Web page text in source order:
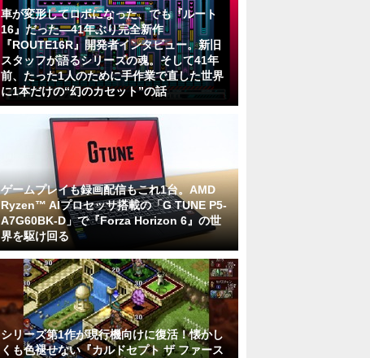
車が変形してロボになった、でも『ルート
16』だった―41年ぶり完全新作
『ROUTE16R』開発者インタビュー。新旧
スタッフが語るシリーズの魂。そして41年
前、たった1人のために手作業で直した世界
に1本だけの“幻のカセット”の話
ゲームプレイも録画配信もこれ1台。AMD
Ryzen™ AIプロセッサ搭載の「G TUNE P5-
A7G60BK-D」で『Forza Horizon 6』の世
界を駆け回る
シリーズ第1作が現行機向けに復活！懐かし
くも色褪せない『カルドセプト ザ ファース